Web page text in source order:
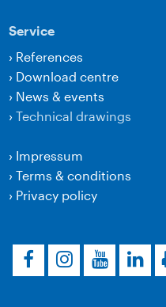
Service
› References
› Download centre
› News & events
›Technical drawings
› Impressum
›Terms & conditions
› Privacy policy